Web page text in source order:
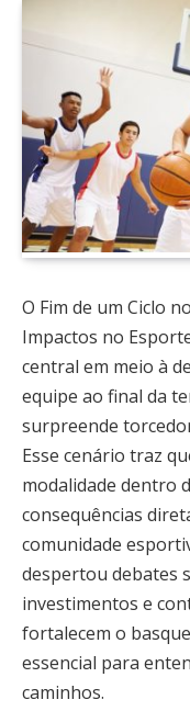
O Fim de um Ciclo
Impactos no
central em meio à
equipe ao final da
surpreende
Esse cenário traz
modalidade dentro
consequências
comunidade
despertou debates
investimentos e
fortalecem o
essencial para
caminhos.